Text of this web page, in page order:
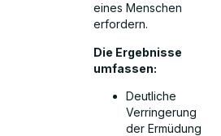
eines Menschen
erfordern.
Die Ergebnisse
umfassen:
Deutliche
Verringerung
der Ermüdung